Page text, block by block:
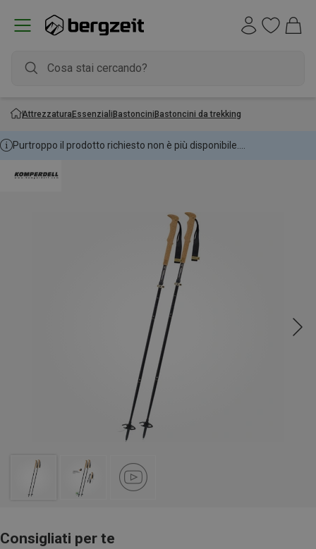
AttrezzaturaEssenzialiBastonciniBastoncini da trekking
Purtroppo il prodotto richiesto non è più disponibile....
Consigliati per te